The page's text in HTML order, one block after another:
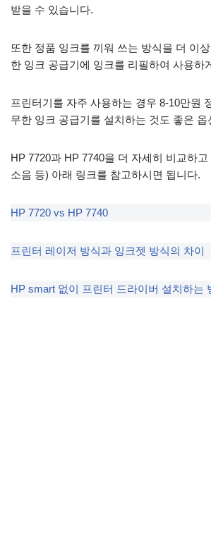
받을 수 있습니다.
또한 정품 잉크를 끼워 쓰는 방식을 더 이
한 잉크 공급기에 잉크를 리필하여 사용하
프린터기를 자주 사용하는 경우 8-10만원
무한 잉크 공급기를 설치하는 것도 좋은 옵
HP 7720과 HP 7740을 더 자세히 비교하
소음 등) 아래 링크를 참고하시면 됩니다.
HP 7720 vs HP 7740
프린터 레이저 방식과 잉크젯 방식의 차이
HP smart 없이 프린터 드라이버 설치하는